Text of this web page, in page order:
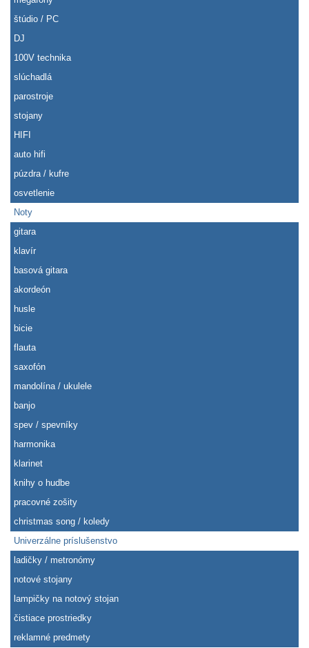
štúdio / PC
DJ
100V technika
slúchadlá
parostroje
stojany
HIFI
auto hifi
púzdra / kufre
osvetlenie
Noty
gitara
klavír
basová gitara
akordeón
husle
bicie
flauta
saxofón
mandolína / ukulele
banjo
spev / spevníky
harmonika
klarinet
knihy o hudbe
pracovné zošity
christmas song / koledy
Univerzálne príslušenstvo
ladičky / metronómy
notové stojany
lampičky na notový stojan
čistiace prostriedky
reklamné predmety